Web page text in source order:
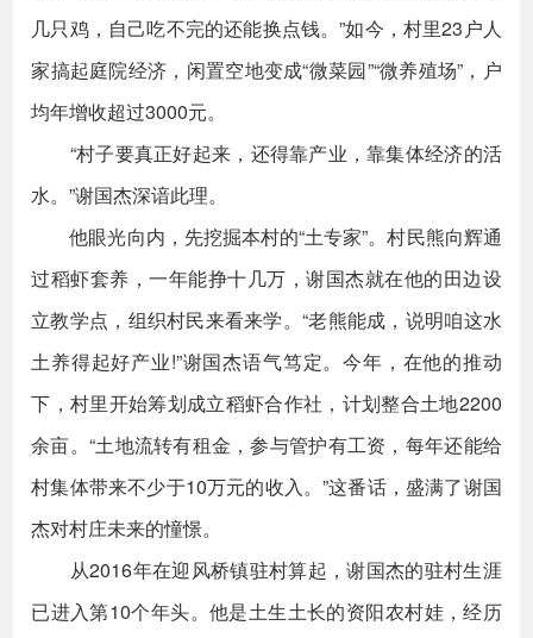
几只鸡，自己吃不完的还能换点钱。”如今，村里23户人
家搞起庭院经济，闲置空地变成“微菜园”“微养殖场”，户
均年增收超过3000元。
“村子要真正好起来，还得靠产业，靠集体经济的活
水。”谢国杰深谙此理。
他眼光向内，先挖掘本村的“土专家”。村民熊向辉通
过稻虾套养，一年能挣十几万，谢国杰就在他的田边设
立教学点，组织村民来看来学。“老熊能成，说明咱这水
土养得起好产业!”谢国杰语气笃定。今年，在他的推动
下，村里开始筹划成立稻虾合作社，计划整合土地2200
余亩。“土地流转有租金，参与管护有工资，每年还能给
村集体带来不少于10万元的收入。”这番话，盛满了谢国
杰对村庄未来的憧憬。
从2016年在迎风桥镇驻村算起，谢国杰的驻村生涯
已进入第10个年头。他是土生土长的资阳农村娃，经历